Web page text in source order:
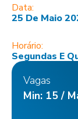
Data:
25 De Maio
Horário:
Segundas E
Vagas
Min: 15 /